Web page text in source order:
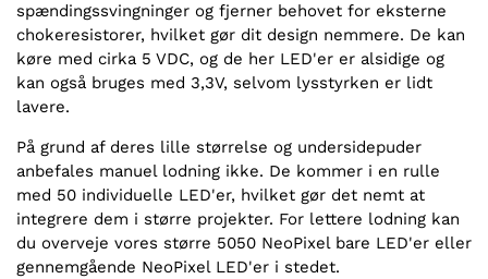
spændingssvingninger og fjerner behovet for eksterne
chokeresistorer, hvilket gør dit design nemmere. De kan
køre med cirka 5 VDC, og de her LED'er er alsidige og
kan også bruges med 3,3V, selvom lysstyrken er lidt
lavere.
På grund af deres lille størrelse og undersidepuder
anbefales manuel lodning ikke. De kommer i en rulle
med 50 individuelle LED'er, hvilket gør det nemt at
integrere dem i større projekter. For lettere lodning kan
du overveje vores større 5050 NeoPixel bare LED'er eller
gennemgående NeoPixel LED'er i stedet.